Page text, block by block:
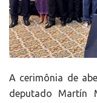
A cerimônia de
deputado Martín